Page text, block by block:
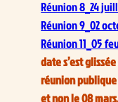
Réunion 8_24
Réunion 9_02
Réunion 11_05
date s’est
réunion publique
et non le 08